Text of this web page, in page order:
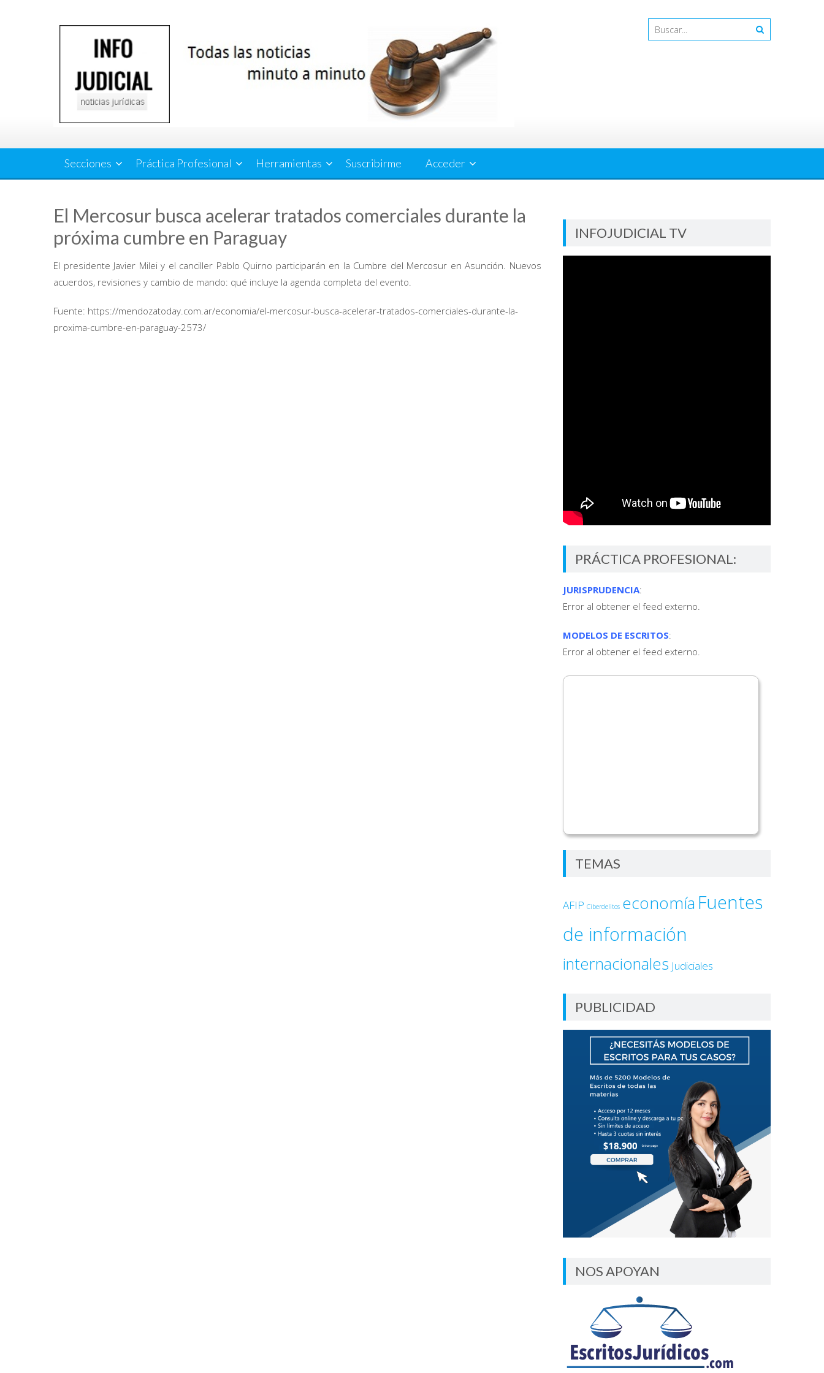
Secciones Práctica Profesional Herramientas Suscribirme Acceder
El Mercosur busca acelerar tratados comerciales durante la
próxima cumbre en Paraguay
El presidente Javier Milei y el canciller Pablo Quirno participarán en la Cumbre del Mercosur en Asunción. Nuevos
acuerdos, revisiones y cambio de mando: qué incluye la agenda completa del evento.
Fuente: https://mendozatoday.com.ar/economia/el-mercosur-busca-acelerar-tratados-comerciales-durante-la-
proxima-cumbre-en-paraguay-2573/
INFOJUDICIAL TV
PRÁCTICA PROFESIONAL:
JURISPRUDENCIA:
Error al obtener el feed externo.
MODELOS DE ESCRITOS:
Error al obtener el feed externo.
TEMAS
AFIP Ciberdelitos economía Fuentes
de información
internacionales Judiciales
PUBLICIDAD
NOS APOYAN